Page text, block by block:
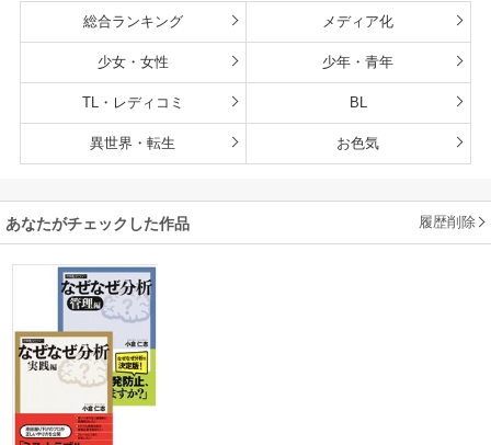
総合ランキング メディア化
少女・女性 少年・青年
TL・レディコミ BL
異世界・転生 お色気
あなたがチェックした作品 履歴削除